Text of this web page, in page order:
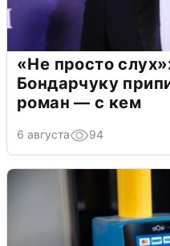
«Не просто
Бондарчуку
роман — с кем
6 августа 94